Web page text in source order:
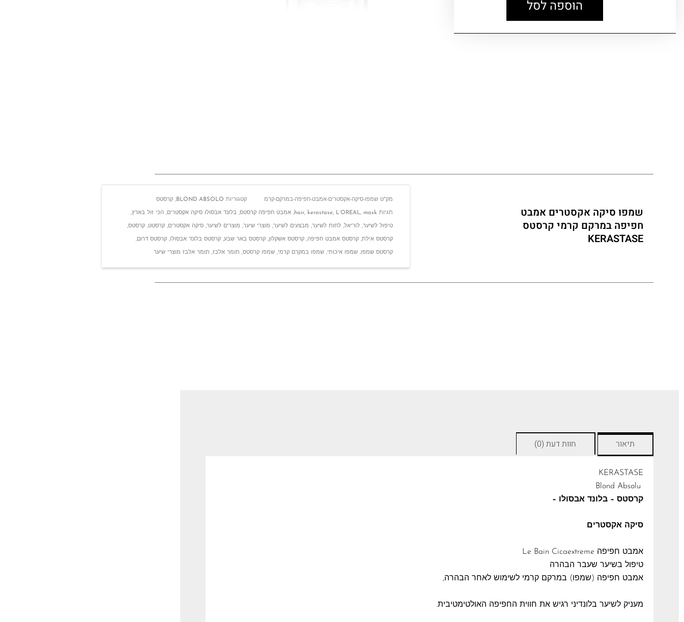
הוספה לסל
שמפו סיקה אקסטרים אמבט
חפיפה במרקם קרמי קרסטס
KERASTASE
מק"טשמפו-סיקה-אקסטרים-אמבט-חפיפה-במרקם-קרמ קטגוריות BLOND ABSOLO
,קרסטס
תגיות hair, kerastase, L’OREAL, mask
,אמבט חפיפה קרסטס, בלונד אבסולו סיקה אקסטרים, הכי זול בארץ,
טיפול לשיער,לוריאל,לחות לשיער, מבצעים לשיער, מוצרי שיער, מוצרים לשיער,סיקה אקסטרים,קרסטט,קרסטס,
קרסטס אילת,קרסטס אמבט חפיפה,קרסטס אשקלון,קרסטס באר שבע,קרסטס בלונד אבסולו,קרסטס דרום,
קרסטס שמפו,שמפו איכותי,שמפו במקרם קרמי,שמפו קרסטס, תומר אלבז, תומר אלבז מוצרי שיער
תיאור חוות דעת (0)
KERASTASE
קרסטס – בלונד אבסולו –
סיקה אקסטרים
אמבט חפיפה Le Bain Cicaextreme
טיפול בשיער שעבר הבהרה
אמבט חפיפה (שמפו) במרקם קרמי לשימוש לאחר הבהרה,
מעניק לשיער בלונדיני רגיש את חווית החפיפה האולטימטיבית.